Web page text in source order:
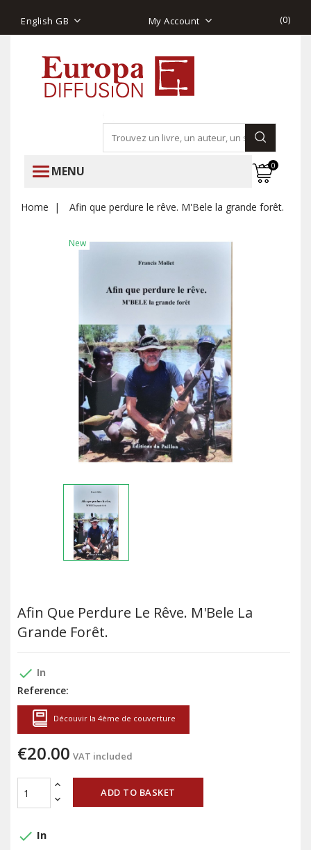
English GB My Account (0)
MENU 0
Home Afin que perdure le rêve. M'Bele la grande forêt.
New
Afin Que Perdure Le Rêve. M'Bele La
Grande Forêt.
done In
Reference:
Découvir la 4ème de couverture
€20.00 VAT included
ADD TO BASKET
done In